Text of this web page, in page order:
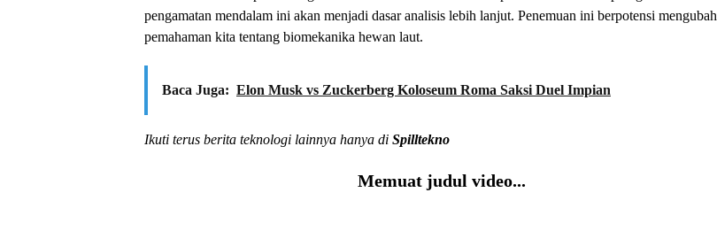
pengamatan mendalam ini akan menjadi dasar analisis lebih lanjut. Penemuan ini berpotensi mengubah
pemahaman kita tentang biomekanika hewan laut.
Baca Juga: Elon Musk vs Zuckerberg Koloseum Roma Saksi Duel Impian
Ikuti terus berita teknologi lainnya hanya di Spilltekno
Memuat judul video...